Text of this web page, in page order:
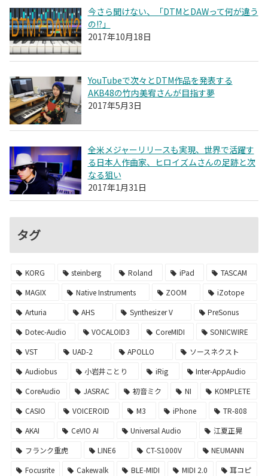
今さら聞けない、「DTMとDAWって何が違う
の!?」
2017年10月18日
YouTubeで次々とDTM作品を発表する
AKB48の竹内美宥さんが目指す夢
2017年5月3日
全米メジャーリリースも実現、世界で活躍す
る日本人作曲家、ヒロイズムさんの足跡と次
なる狙い
2017年1月31日
タグ
KORG steinberg Roland iPad
TASCAM
MAGIX
Native Instruments ZOOM
iZotope
Arturia
AHS Synthesizer V
PreSonus
Dotec-Audio
VOCALOID3 CoreMIDI
SONICWIRE
VST
UAD-2 APOLLO
ソースネクスト
Audiobus
小岩井ことり iRig
Inter-AppAudio
CoreAudio
JASRAC 初音ミク NI
KOMPLETE
CASIO
VOICEROID M3 iPhone
TR-808
AKAI
CeVIO AI Universal Audio
江夏正晃
フランク重虎
LINE6 CT-S1000V
NEUMANN
Focusrite
Cakewalk BLE-MIDI MIDI 2.0
耳コピ